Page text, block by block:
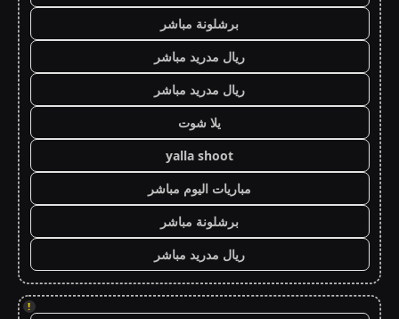
برشلونة مباشر
ريال مدريد مباشر
ريال مدريد مباشر
يلا شوت
yalla shoot
مباريات اليوم مباشر
برشلونة مباشر
ريال مدريد مباشر
!